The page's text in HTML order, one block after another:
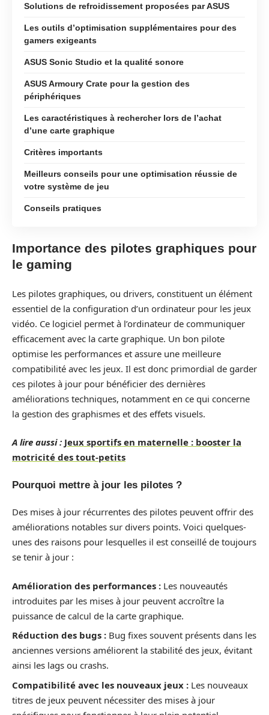
Solutions de refroidissement proposées par ASUS
Les outils d’optimisation supplémentaires pour des
gamers exigeants
ASUS Sonic Studio et la qualité sonore
ASUS Armoury Crate pour la gestion des
périphériques
Les caractéristiques à rechercher lors de l’achat
d’une carte graphique
Critères importants
Meilleurs conseils pour une optimisation réussie de
votre système de jeu
Conseils pratiques
Importance des pilotes graphiques pour
le gaming
Les pilotes graphiques, ou drivers, constituent un élément
essentiel de la configuration d’un ordinateur pour les jeux
vidéo. Ce logiciel permet à l’ordinateur de communiquer
efficacement avec la carte graphique. Un bon pilote
optimise les performances et assure une meilleure
compatibilité avec les jeux. Il est donc primordial de garder
ces pilotes à jour pour bénéficier des dernières
améliorations techniques, notamment en ce qui concerne
la gestion des graphismes et des effets visuels.
A lire aussi : Jeux sportifs en maternelle : booster la
motricité des tout-petits
Pourquoi mettre à jour les pilotes ?
Des mises à jour récurrentes des pilotes peuvent offrir des
améliorations notables sur divers points. Voici quelques-
unes des raisons pour lesquelles il est conseillé de toujours
se tenir à jour :
Amélioration des performances : Les nouveautés
introduites par les mises à jour peuvent accroître la
puissance de calcul de la carte graphique.
Réduction des bugs : Bug fixes souvent présents dans les
anciennes versions améliorent la stabilité des jeux, évitant
ainsi les lags ou crashs.
Compatibilité avec les nouveaux jeux : Les nouveaux
titres de jeux peuvent nécessiter des mises à jour